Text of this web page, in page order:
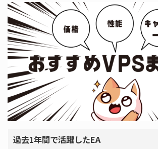
過去1年間で活躍したEA